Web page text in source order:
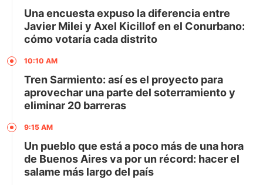
Una encuesta expuso la diferencia entre
Javier Milei y Axel Kicillof en el Conurbano:
cómo votaría cada distrito
10:10 AM
Tren Sarmiento: así es el proyecto para
aprovechar una parte del soterramiento y
eliminar 20 barreras
9:15 AM
Un pueblo que está a poco más de una hora
de Buenos Aires va por un récord: hacer el
salame más largo del país